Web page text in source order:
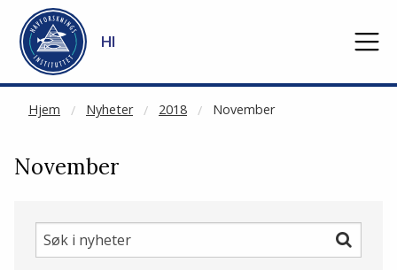
Gå til hovedinnhold
HI
Hjem Nyheter 2018 November
NOT CACHED
November
Søk
i
Søk